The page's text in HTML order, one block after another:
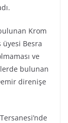
Krom
üyesi Besra
ve
bulunan
direnişe